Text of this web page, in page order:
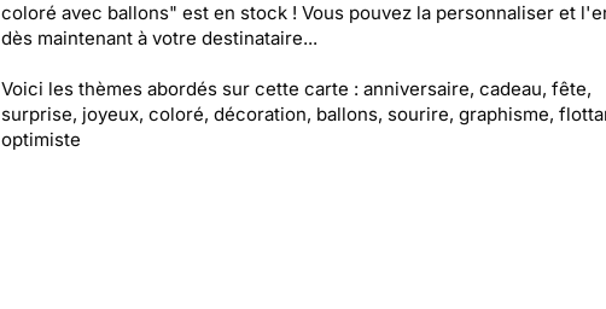
coloré avec ballons" est en stock ! Vous pouvez la personnaliser et
dès maintenant à votre destinataire...
Voici les thèmes abordés sur cette carte : anniversaire, cadeau, fête,
surprise, joyeux, coloré, décoration, ballons, sourire, graphisme,
optimiste